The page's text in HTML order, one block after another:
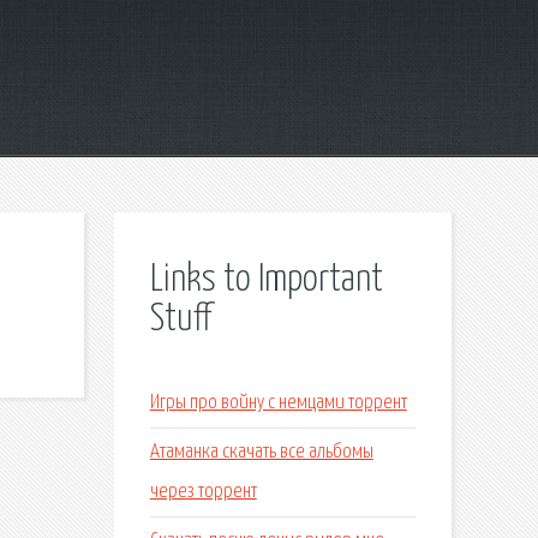
Links to Important
Stuff
Игры про войну с немцами торрент
Атаманка скачать все альбомы
через торрент